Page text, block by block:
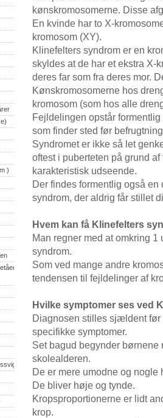
)
kønskromosomerne. Disse
En kvinde har to X-
kromosom (XY).
Klinefelters syndrom er en
skyldes at de har et ekstra X-
deres far som fra deres mor.
Kønskromosomerne hos
kromosom (som hos alle
Fejldelingen opstår
som finder sted før
Syndromet er ikke så let
oftest i puberteten på grund
karakteristisk udseende.
Der findes formentlig også
syndrom, der aldrig får stillet
Hvem kan få Klinefelters
Man regner med at omkring
syndrom.
Som ved mange andre
tendensen til fejldelinger af
Hvilke symptomer ses ved
Diagnosen stilles sjældent før
specifikke symptomer.
Set bagud begynder
skolealderen.
De er mere umodne og
De bliver høje og tynde.
Kropsproportionerne er lidt
krop.